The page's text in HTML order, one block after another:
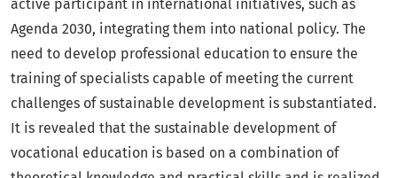
active participant in international initiatives, such as
Agenda 2030, integrating them into national policy. The
need to develop professional education to ensure the
training of specialists capable of meeting the current
challenges of sustainable development is substantiated.
It is revealed that the sustainable development of
vocational education is based on a combination of